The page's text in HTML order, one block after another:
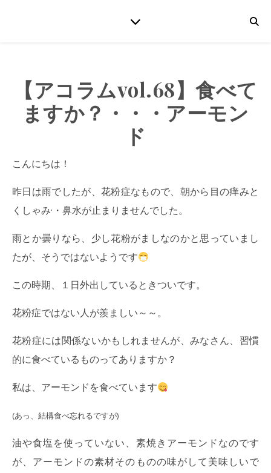
【アコラムvol.68】食べて
ますか？・・・アーモン
ド
こんにちは！
昨日は雨でしたが、花粉症なもので、朝から目の痒みと
くしゃみ·・鼻水が止まりませんでした。
雨とか曇りなら、少し花粉がましなのかと思っていまし
たが、そうではないようです
この時期、１日外出しているときついです。
花粉症ではない人が羨ましい～～。
花粉症には関係ないかもしれませんが、みなさん、習慣
的に食べているものってありますか？
私は、アーモンドを食べています
(あっ、結構食べ忘れるですが)
油や食塩を使っていない、素焼きアーモンドなのです
が、アーモンドの素材そのものの味がして美味しいで